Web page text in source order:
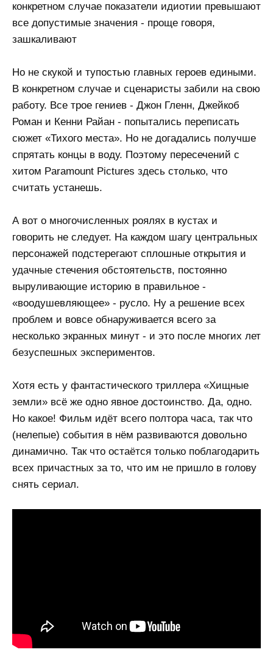
конкретном случае показатели идиотии превышают
все допустимые значения - проще говоря,
зашкаливают
Но не скукой и тупостью главных героев едиными.
В конкретном случае и сценаристы забили на свою
работу. Все трое гениев - Джон Гленн, Джейкоб
Роман и Кенни Райан - попытались переписать
сюжет «Тихого места». Но не догадались получше
спрятать концы в воду. Поэтому пересечений с
хитом Paramount Pictures здесь столько, что
считать устанешь.
А вот о многочисленных роялях в кустах и
говорить не следует. На каждом шагу центральных
персонажей подстерегают сплошные открытия и
удачные стечения обстоятельств, постоянно
выруливающие историю в правильное -
«воодушевляющее» - русло. Ну а решение всех
проблем и вовсе обнаруживается всего за
несколько экранных минут - и это после многих лет
безуспешных экспериментов.
Хотя есть у фантастического триллера «Хищные
земли» всё же одно явное достоинство. Да, одно.
Но какое! Фильм идёт всего полтора часа, так что
(нелепые) события в нём развиваются довольно
динамично. Так что остаётся только поблагодарить
всех причастных за то, что им не пришло в голову
снять сериал.